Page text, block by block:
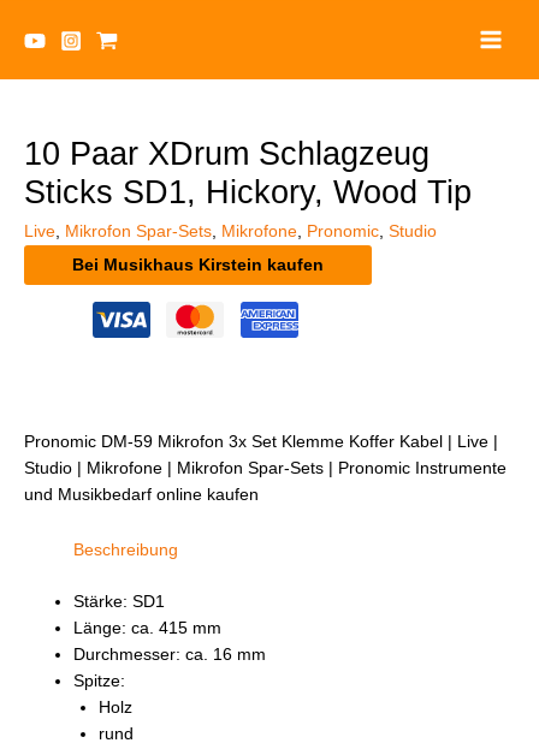
10 Paar XDrum Schlagzeug
Sticks SD1, Hickory, Wood Tip
Live Mikrofon Spar-Sets Mikrofone Pronomic Studio
Bei Musikhaus Kirstein kaufen
Pronomic DM-59 Mikrofon 3x Set Klemme Koffer Kabel | Live |
Studio | Mikrofone | Mikrofon Spar-Sets | Pronomic Instrumente
und Musikbedarf online kaufen
Beschreibung
Stärke: SD1
Länge: ca. 415 mm
Durchmesser: ca. 16 mm
Spitze:
Holz
rund